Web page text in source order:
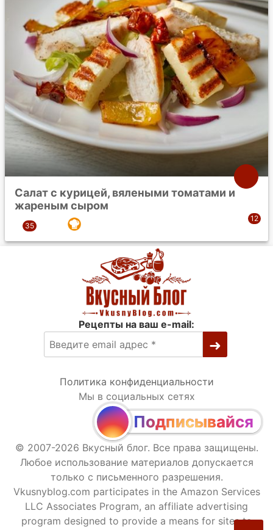
Салат с курицей, вялеными томатами и
жареным сыром
Рецепты на ваш e-mail:
Политика конфиденциальности
Мы в социальных сетях
Подписывайся
© 2007-2026 Вкусный блог. Все права защищены.
Любое использование материалов допускается
только с письменного разрешения.
Vkusnyblog.com participates in the Amazon Services
LLC Associates Program, an affiliate advertising
program designed to provide a means for sites to